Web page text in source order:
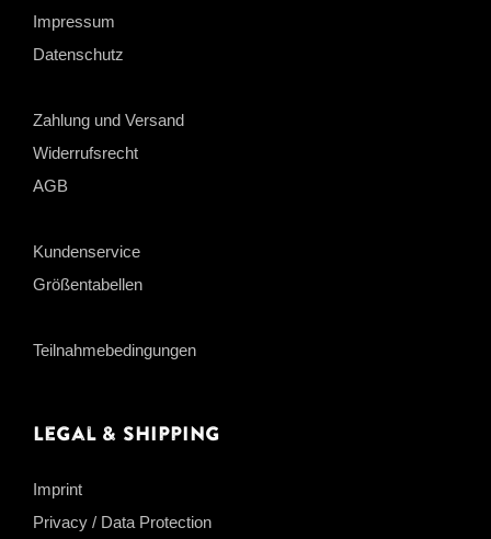
Impressum
Datenschutz
Zahlung und Versand
Widerrufsrecht
AGB
Kundenservice
Größentabellen
Teilnahmebedingungen
Legal & Shipping
Imprint
Privacy / Data Protection